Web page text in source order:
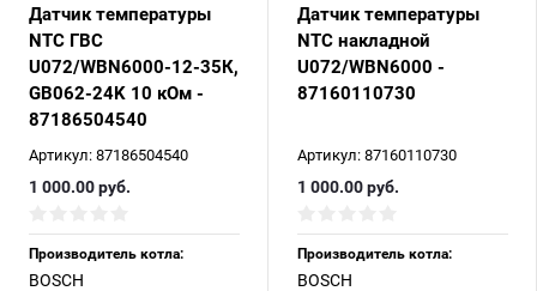
Датчик температуры
NTC ГВС
U072/WBN6000-12-35К,
GB062-24K 10 кОм -
87186504540
Артикул: 87186504540
1 000.00руб.
Производитель котла:
BOSCH
Датчик температуры
NTC накладной
U072/WBN6000 -
87160110730
Артикул: 87160110730
1 000.00руб.
Производитель котла:
BOSCH